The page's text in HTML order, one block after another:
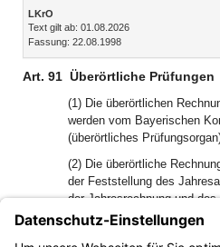
Inhalt
LKrO
Text gilt ab: 01.08.2026
Fassung: 22.08.1998
Art. 91 Überörtliche Prüfungen
(1) Die überörtlichen
werden vom Bayerischen
(überörtliches
(2) Die überörtliche
der Feststellung des
der Jahresrechnung und
Jahresabschlusses sowie
Eigenbetriebe, der